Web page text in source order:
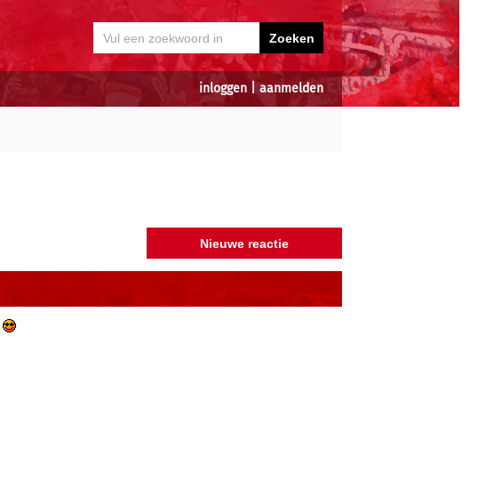
inloggen aanmelden